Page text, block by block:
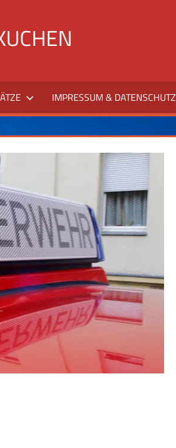
IMPRESSUM & DATENSCHUTZ